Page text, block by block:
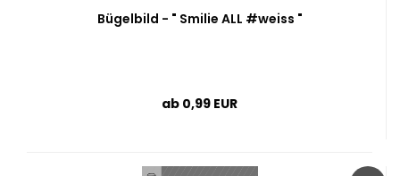
Bügelbild - " Smilie ALL #weiss "
ab 0,99 EUR